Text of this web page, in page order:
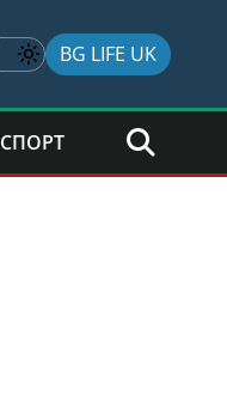
BG LIFE UK
СПОРТ